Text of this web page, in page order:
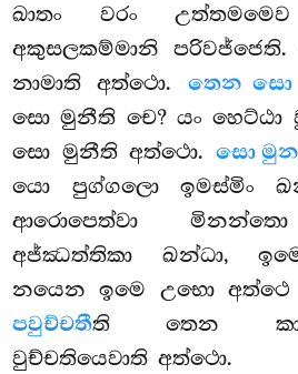
ඛාතං වරං
අකුසලකම්මානි පරිවජ්ජෙති.
නාමාති අත්ථො. තෙන
සො මුනීති චෙ? යං හෙට්ඨා
සො මුනීති අත්ථො. සො
යො පුග්ගලො ඉමස්මිං
ආරොපෙත්වා
අජ්ඣත්තිකා ඛන්ධා, ඉමෙ
නයෙන ඉමෙ උභො අත්ථෙ
පවුච්චතීති තෙන
වුච්චතියෙවාති අත්ථො.